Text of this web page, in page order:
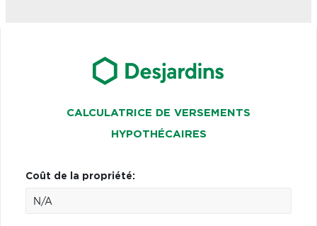
CALCULATRICE DE VERSEMENTS
HYPOTHÉCAIRES
Coût de la propriété: